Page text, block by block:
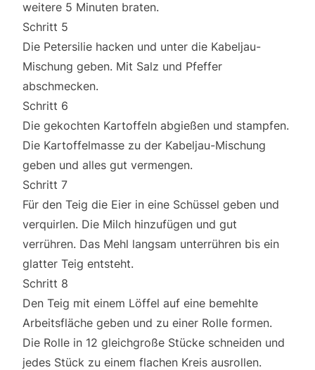
weitere 5 Minuten braten.
Schritt 5
Die Petersilie hacken und unter die Kabeljau-
Mischung geben. Mit Salz und Pfeffer
abschmecken.
Schritt 6
Die gekochten Kartoffeln abgießen und stampfen.
Die Kartoffelmasse zu der Kabeljau-Mischung
geben und alles gut vermengen.
Schritt 7
Für den Teig die Eier in eine Schüssel geben und
verquirlen. Die Milch hinzufügen und gut
verrühren. Das Mehl langsam unterrühren bis ein
glatter Teig entsteht.
Schritt 8
Den Teig mit einem Löffel auf eine bemehlte
Arbeitsfläche geben und zu einer Rolle formen.
Die Rolle in 12 gleichgroße Stücke schneiden und
jedes Stück zu einem flachen Kreis ausrollen.